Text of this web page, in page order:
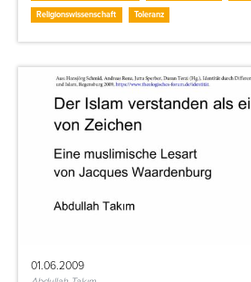
Religionswissenschaft
Toleranz
01.06.2009